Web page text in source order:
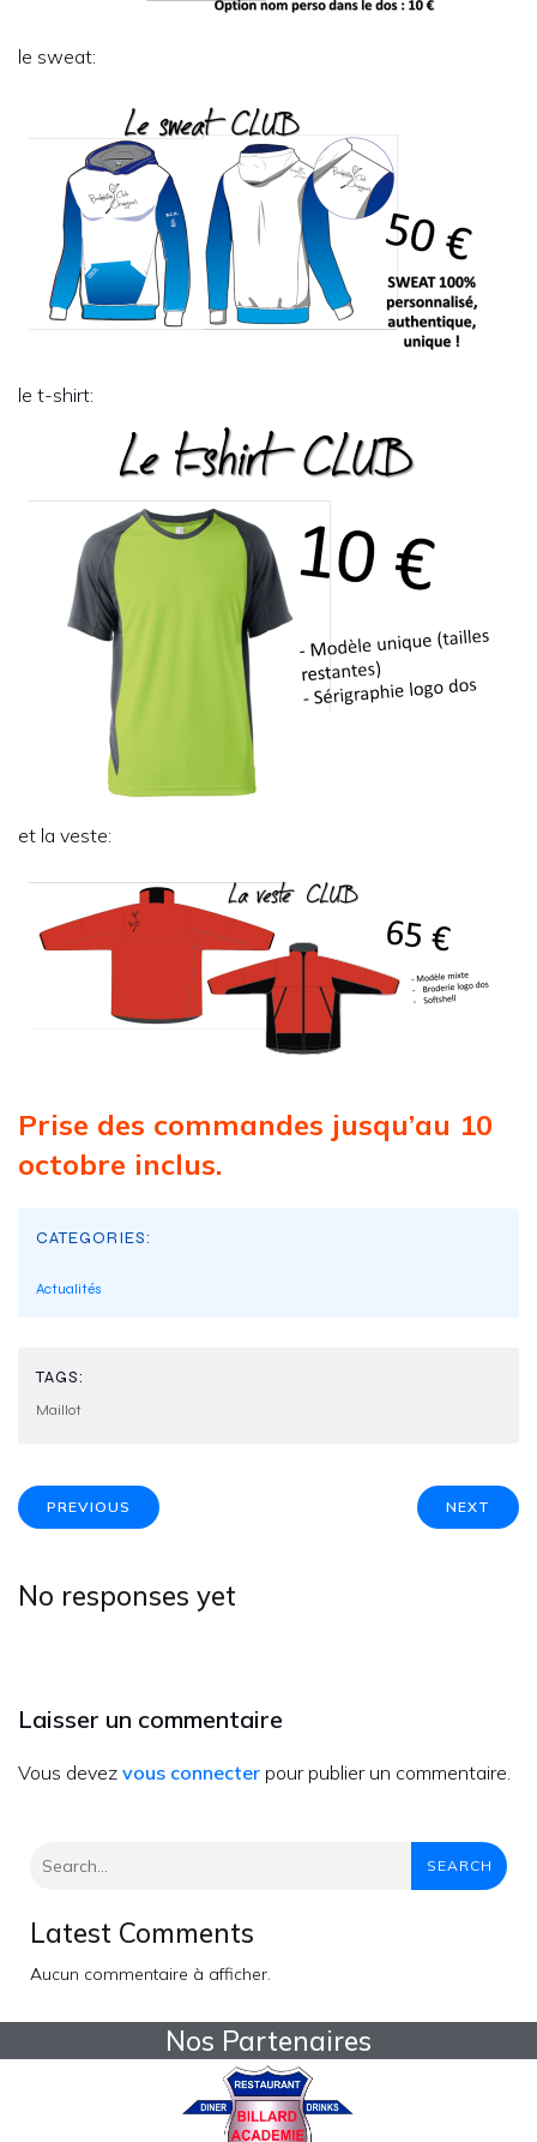
le sweat:
le t-shirt:
et la veste:
Prise des commandes jusqu’au 10
octobre inclus.
CATEGORIES:
Actualités
TAGS:
Maillot
PREVIOUS NEXT
No responses yet
Laisser un commentaire
Vous devez vous connecter pour publier un commentaire.
SEARCH
Latest Comments
Aucun commentaire à afficher.
Nos Partenaires